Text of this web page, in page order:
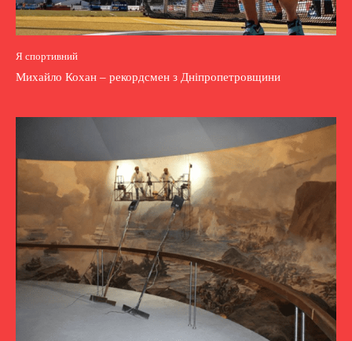
Я спортивний
Михайло Кохан – рекордсмен з Дніпропетровщини